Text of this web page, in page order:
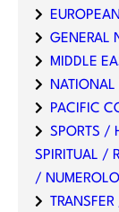
GENERAL
MIDDLE
NATIONAL
PACIFIC
SPORTS /
SPIRITUAL /
/